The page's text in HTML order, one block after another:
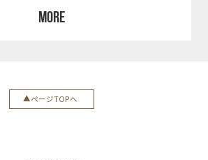
MORE
ページTOPへ